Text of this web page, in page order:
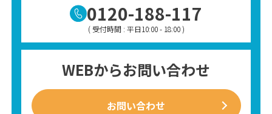
0120-188-117
( 受付時間 : 平日10:00 - 18:00 )
WEBからお問い合わせ
お問い合わせ